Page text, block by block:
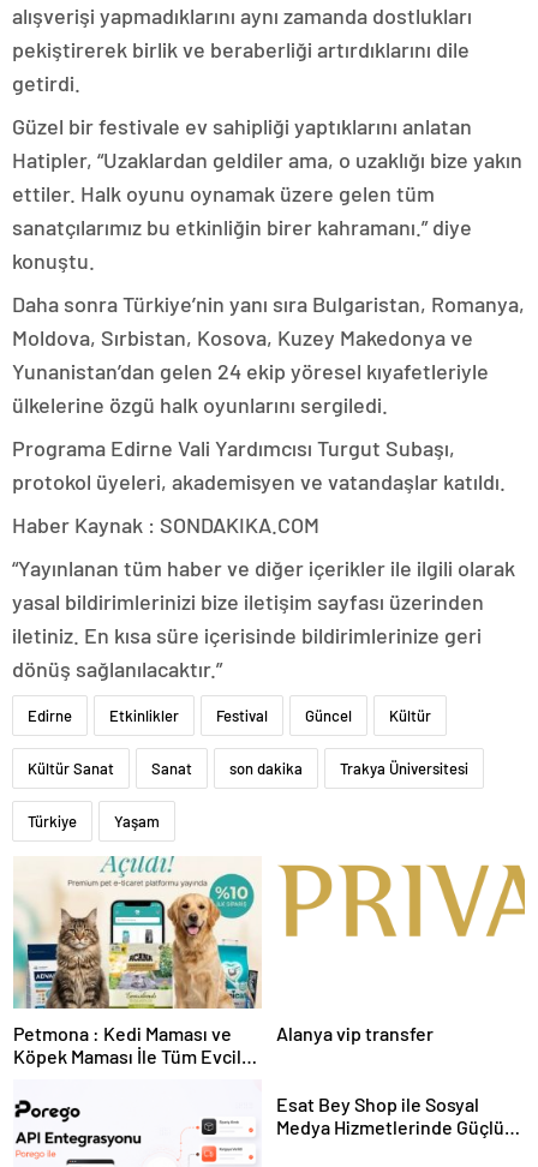
alışverişi yapmadıklarını aynı zamanda dostlukları
pekiştirerek birlik ve beraberliği artırdıklarını dile
getirdi.
Güzel bir festivale ev sahipliği yaptıklarını anlatan
Hatipler, “Uzaklardan geldiler ama, o uzaklığı bize yakın
ettiler. Halk oyunu oynamak üzere gelen tüm
sanatçılarımız bu etkinliğin birer kahramanı.” diye
konuştu.
Daha sonra Türkiye’nin yanı sıra Bulgaristan, Romanya,
Moldova, Sırbistan, Kosova, Kuzey Makedonya ve
Yunanistan’dan gelen 24 ekip yöresel kıyafetleriyle
ülkelerine özgü halk oyunlarını sergiledi.
Programa Edirne Vali Yardımcısı Turgut Subaşı,
protokol üyeleri, akademisyen ve vatandaşlar katıldı.
Haber Kaynak : SONDAKIKA.COM
“Yayınlanan tüm haber ve diğer içerikler ile ilgili olarak
yasal bildirimlerinizi bize iletişim sayfası üzerinden
iletiniz. En kısa süre içerisinde bildirimlerinize geri
dönüş sağlanılacaktır.”
Edirne Etkinlikler Festival Güncel Kültür
Kültür Sanat Sanat son dakika Trakya Üniversitesi
Türkiye Yaşam
Petmona : Kedi Maması ve
Köpek Maması İle Tüm Evcil
Alanya vip transfer
Esat Bey Shop ile Sosyal
Medya Hizmetlerinde Güçlü